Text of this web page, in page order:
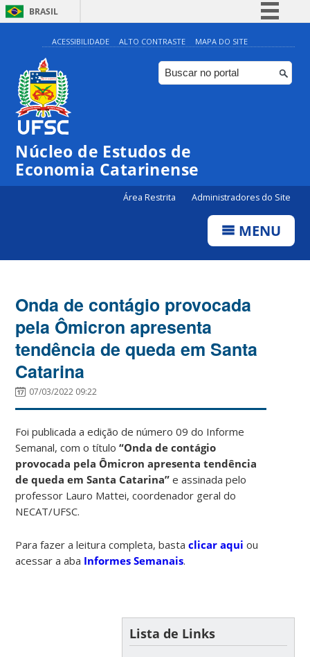
BRASIL
Simplifique!
Comunica BR
Participe
ACESSIBILIDADE ALTO CONTRASTE MAPA DO SITE
Núcleo de Estudos de
Economia Catarinense
Área Restrita Administradores do Site
MENU
Onda de contágio provocada
pela Ômicron apresenta
tendência de queda em Santa
Catarina
07/03/2022 09:22
Foi publicada a edição de número 09 do Informe
Semanal, com o título“Onda de contágio
provocada pela Ômicron apresenta tendência
de queda em Santa Catarina” e assinada pelo
professor Lauro Mattei, coordenador geral do
NECAT/UFSC.
Para fazer a leitura completa, bastaclicar aqui ou
acessar a aba Informes Semanais.
Lista de Links